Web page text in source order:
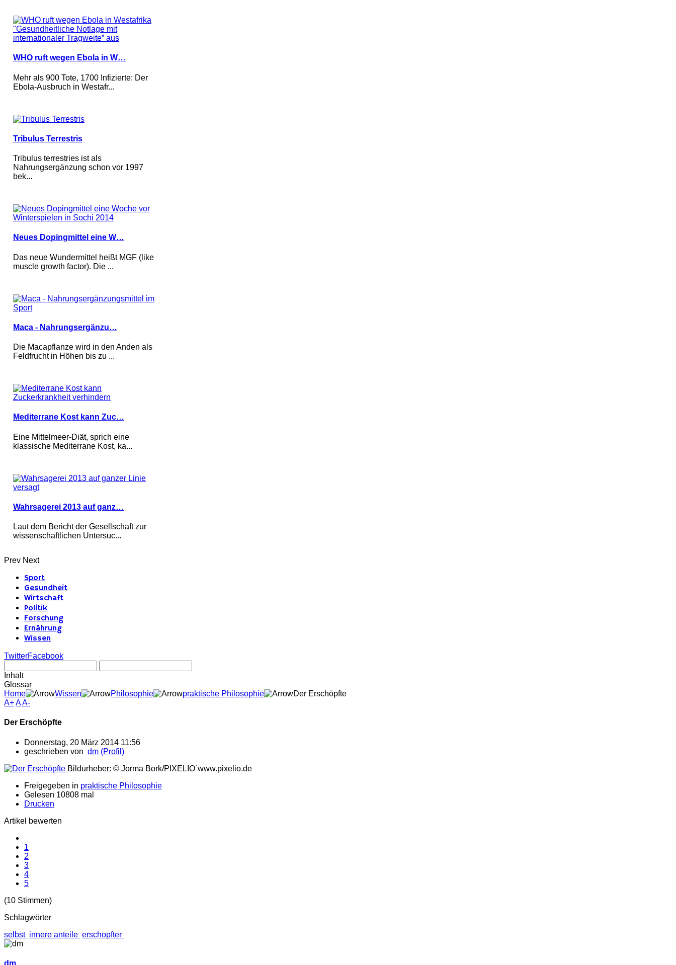
WHO ruft wegen Ebola in W…
Mehr als 900 Tote, 1700 Infizierte: Der
Ebola-Ausbruch in Westafr...
Tribulus Terrestris
Tribulus terrestries ist als
Nahrungsergänzung schon vor 1997
bek...
Neues Dopingmittel eine W…
Das neue Wundermittel heißt MGF (like
muscle growth factor). Die ...
Maca - Nahrungsergänzu…
Die Macapflanze wird in den Anden als
Feldfrucht in Höhen bis zu ...
Mediterrane Kost kann Zuc…
Eine Mittelmeer-Diät, sprich eine
klassische Mediterrane Kost, ka...
Wahrsagerei 2013 auf ganz…
Laut dem Bericht der Gesellschaft zur
wissenschaftlichen Untersuc...
Prev Next
Sport
Gesundheit
Wirtschaft
Politik
Forschung
Ernährung
Wissen
TwitterFacebook
Inhalt
Glossar
Home
Wissen Philosophie praktische Philosophie
Der Erschöpfte
A+AA-
Der Erschöpfte
Donnerstag, 20 März 2014 11:56
geschrieben von dm (Profil)
Bildurheber: © Jorma Bork/PIXELIO´www.pixelio.de
Freigegeben in praktische Philosophie
Gelesen 10808 mal
Drucken
Artikel bewerten
1
2
3
4
5
(10 Stimmen)
Schlagwörter
selbst innere anteile erschopfter
dm